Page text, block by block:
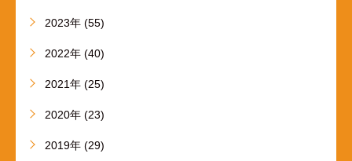
2023年 (55)
2022年 (40)
2021年 (25)
2020年 (23)
2019年 (29)